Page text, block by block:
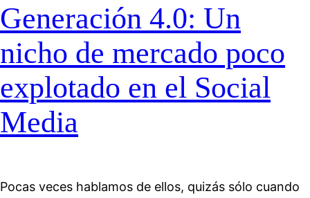
Generación 4.0: Un
nicho de mercado poco
explotado en el Social
Media
Pocas veces hablamos de ellos, quizás sólo cuando